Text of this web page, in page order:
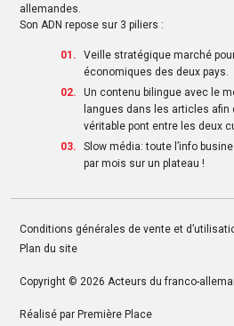
allemandes.
Son ADN repose sur 3 piliers :
Veille stratégique marché
économiques des deux pays.
Un contenu bilingue avec le
langues dans les articles afin
véritable pont entre les deux
Slow média: toute l’info
par mois sur un plateau !
Conditions générales de vente et
Plan du site
Copyright © 2026 Acteurs du franco-
Réalisé par Première Place